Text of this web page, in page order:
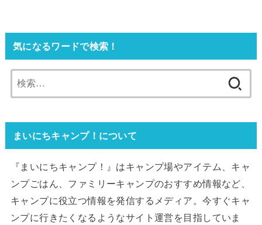
気になるワードで検索！
索:
まいにちキャンプ！について
『まいにちキャンプ！』はキャンプ場やアイテム、キャ
ンプごはん、ファミリーキャンプのおすすめ情報など、
キャンプに役立つ情報を発信するメディア。今すぐキャ
ンプに行きたくなるようなサイト運営を目指していま